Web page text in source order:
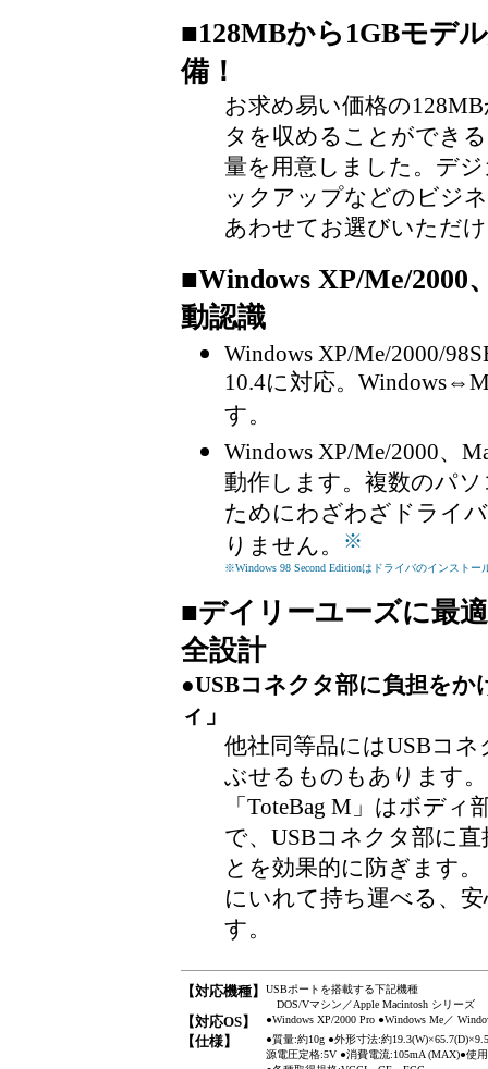
■128MBから1GBモデ
備！
お求め易い価格の
タを収めることができ
量を用意しました。デ
ックアップなどのビジ
あわせてお選びいただ
■Windows XP/Me/2000
動認識
Windows XP/Me/2000/
10.4に対応。
す。
Windows XP/Me/2000、
動作します。複数のパ
ためにわざわざドライ
りません。
※
※Windows 98 Second Editionはドライバのインスト
■デイリーユーズに最
全設計
●USBコネクタ部に負担をか
ィ」
他社同等品にはUSBコ
ぶせるものもあります。
「ToteBag M」はボデ
で、USBコネクタ部に
とを効果的に防ぎます
にいれて持ち運べる、
す。
【対応機種】
USBポートを搭載する下記機種
DOS/Vマシン／Apple Macintosh シリーズ
【対応OS】 ●Windows XP/2000 Pro ●Windows Me／
【仕様】
●質量:約10g ●外形寸法:約
源電圧定格:5V ●消費電流:105mA (MAX)●使